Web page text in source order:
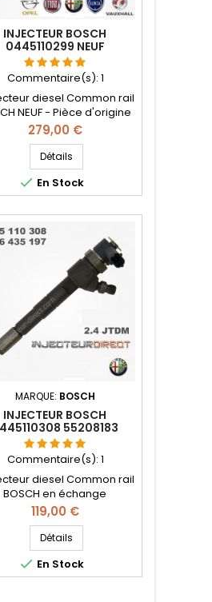
INJECTEUR BOSCH
0445110299 NEUF
Commentaire(s):1
diesel Common rail
NEUF - Pièce d'origine
Référence compatible:
0 445 110 299 , 0
986 435 230 , 55202251 ,
55209382 , 55221024 ,
, 15710-79J81 - Pour
Alfa Roméo 2.0
, Fiat , Lancia 2.0 D Multijet
, Opel 2.0 CDTi
Prix
279,00 €
Détails
 En Stock
MARQUE: BOSCH
INJECTEUR BOSCH
55208183
55221022
Commentaire(s):1
diesel Common rail
BOSCH en échange
- Pièce d'origine -
Référence compatible:
, 0 986 435 197 , 0
445 110 308 , 55208183 ,
- Pour motorisation
Roméo 2.4 JTDM 210 cv
Prix
119,00 €
Détails
 En Stock